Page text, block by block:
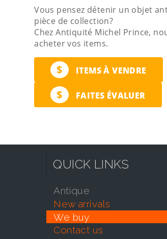
Vous pensez détenir un objet
pièce de collection?
Chez Antiquité Michel Prince,
acheter vos items.
$ ITEMS À VENDRE
$ FAITES ÉVALUER
QUICK LINKS
antique
new arrivals
we buy
contact us